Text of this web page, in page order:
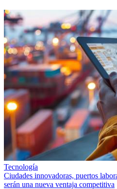
Tecnología
Ciudades innovadoras, puertos
serán una nueva ventaja competitiva